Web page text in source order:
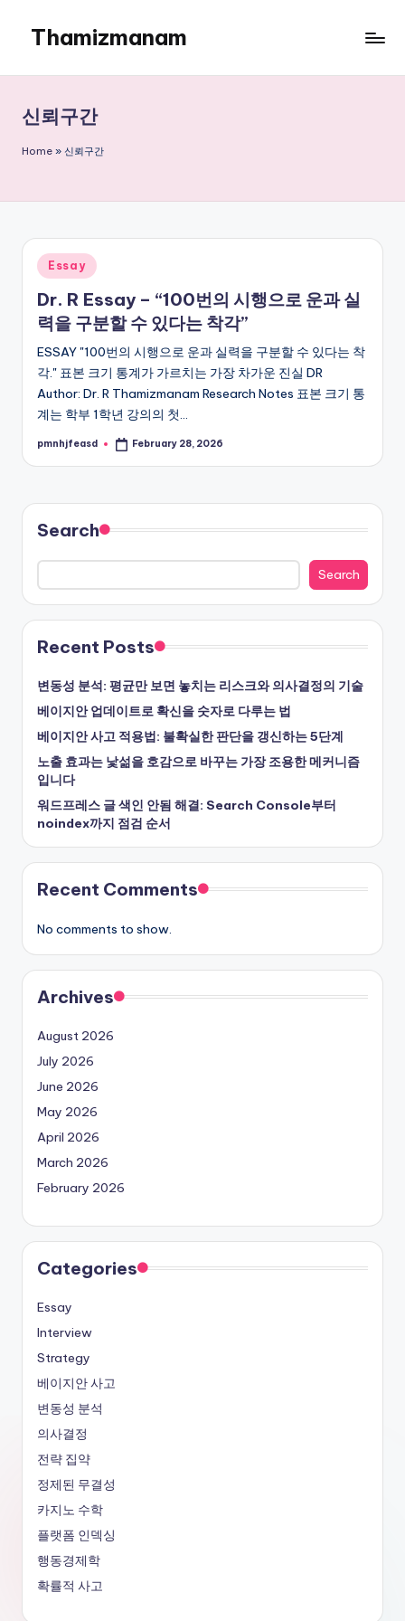
content
Thamizmanam
신뢰구간
Home » 신뢰구간
Posted
in
Essay
Dr. R Essay – “100번의 시행으로 운과 실
력을 구분할 수 있다는 착각”
ESSAY "100번의 시행으로 운과 실력을 구분할 수 있다는 착
각." 표본 크기 통계가 가르치는 가장 차가운 진실 DR
Author: Dr. R Thamizmanam Research Notes 표본 크기 통
계는 학부 1학년 강의의 첫…
Posted
pmnhjfeasd February 28, 2026
Search
Search
Recent Posts
변동성 분석: 평균만 보면 놓치는 리스크와 의사결정의 기술
베이지안 업데이트로 확신을 숫자로 다루는 법
베이지안 사고 적용법: 불확실한 판단을 갱신하는 5단계
노출 효과는 낯섦을 호감으로 바꾸는 가장 조용한 메커니즘
입니다
워드프레스 글 색인 안됨 해결: Search Console부터
noindex까지 점검 순서
Recent Comments
No comments to show.
Archives
August 2026
July 2026
June 2026
May 2026
April 2026
March 2026
February 2026
Categories
Essay
Interview
Strategy
베이지안 사고
변동성 분석
의사결정
전략 집약
정제된 무결성
카지노 수학
플랫폼 인덱싱
행동경제학
확률적 사고